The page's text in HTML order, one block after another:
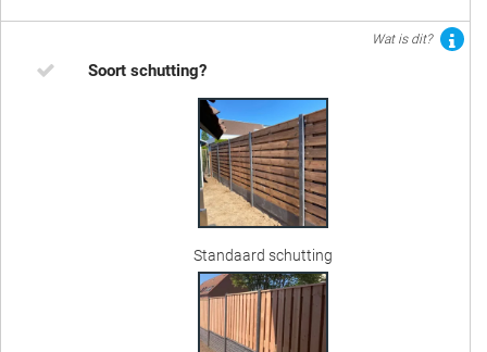
Wat is dit?
Soort schutting?
Standaard schutting